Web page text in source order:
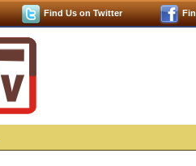
Find Us on Twitter